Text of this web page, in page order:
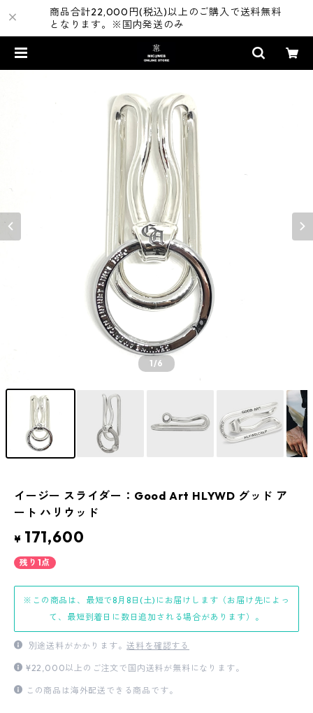
商品合計22,000円(税込)以上のご購入で送料無料
となります。※国内発送のみ
1/6
イージー スライダー：Good Art HLYWD グッド ア
ート ハリウッド
¥ 171,600
残り1点
※この商品は、最短で8月8日(土)にお届けします（お届け先によっ
て、最短到着日に数日追加される場合があります）。
別途送料がかかります。送料を確認する
¥22,000以上のご注文で国内送料が無料になります。
この商品は海外配送できる商品です。